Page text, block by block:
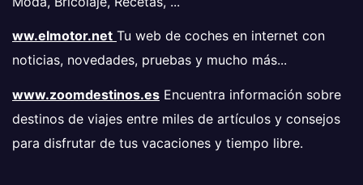
ww.elmotor.net Tu web de coches en internet con
noticias, novedades, pruebas y mucho más...
www.zoomdestinos.es Encuentra información sobre
destinos de viajes entre miles de artículos y consejos
para disfrutar de tus vacaciones y tiempo libre.